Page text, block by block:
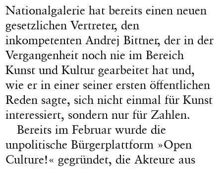
Nationalgalerie hat bereits einen neuen
gesetzlichen Vertreter, den
inkompetenten Andrej Bittner, der in der
Vergangenheit noch nie im Bereich
Kunst und Kultur gearbeitet hat und,
wie er in einer seiner ersten öffentlichen
Reden sagte, sich nicht einmal für Kunst
interessiert, sondern nur für Zahlen.
Bereits im Februar wurde die
unpolitische Bürgerplattform »Open
Culture!« gegründet, die Akteure aus